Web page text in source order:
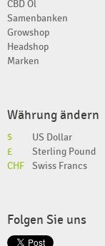
CBD Öl
Samenbanken
Growshop
Headshop
Marken
Währung ändern
$
US Dollar
£
Sterling Pound
CHF
Swiss Francs
Folgen Sie uns